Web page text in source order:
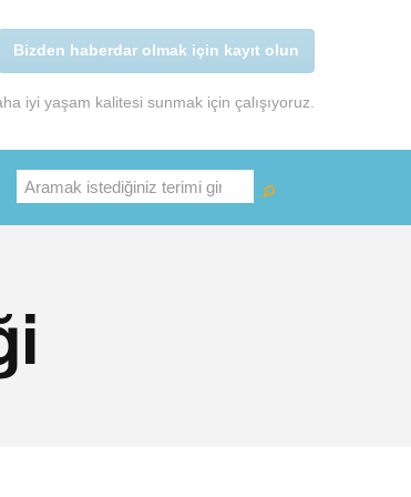
iyi yaşam kalitesi sunmak için çalışıyoruz.
Bizden haberdar olmak için kayıt olun
Ara